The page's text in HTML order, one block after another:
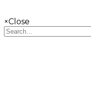
×Close